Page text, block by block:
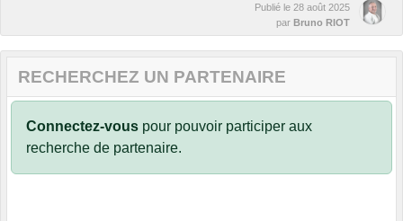
Publié le 28 août 2025
par Bruno RIOT
RECHERCHEZ UN PARTENAIRE
Connectez-vous pour pouvoir participer aux
recherche de partenaire.